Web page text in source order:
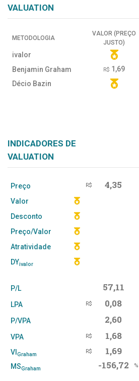
VALUATION
METODOLOGIA
VALOR (PREÇO
JUSTO)
ivalor
Benjamin Graham
R$ 1,69
Décio Bazin
INDICADORES DE
VALUATION
Preço R$ 4,35
Valor
Desconto
Preço/Valor
Atratividade
DYivalor
P/L 57,11
LPA R$ 0,08
P/VPA 2,60
VPA R$ 1,68
VI Graham R$ 1,69
MSGraham -156,72 %